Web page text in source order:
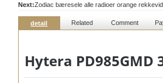
Next:Zodiac bæresele alle radioer orange
detail Related Comment
Hytera PD985GMD